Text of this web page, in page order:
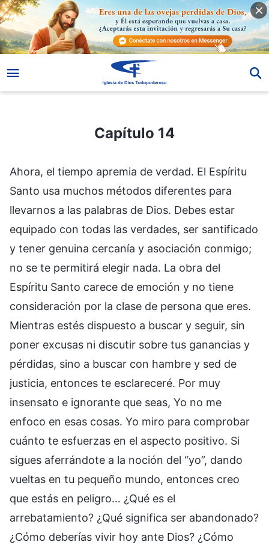
Capítulo 14
Ahora, el tiempo apremia de verdad. El Espíritu
Santo usa muchos métodos diferentes para
llevarnos a las palabras de Dios. Debes estar
equipado con todas las verdades, ser santificado
y tener genuina cercanía y asociación conmigo;
no se te permitirá elegir nada. La obra del
Espíritu Santo carece de emoción y no tiene
consideración por la clase de persona que eres.
Mientras estés dispuesto a buscar y seguir, sin
poner excusas ni discutir sobre tus ganancias y
pérdidas, sino a buscar con hambre y sed de
justicia, entonces te esclareceré. Por muy
insensato e ignorante que seas, Yo no me
enfoco en esas cosas. Yo miro para comprobar
cuánto te esfuerzas en el aspecto positivo. Si
sigues aferrándote a la noción del “yo”, dando
vueltas en tu pequeño mundo, entonces creo
que estás en peligro… ¿Qué es el
arrebatamiento? ¿Qué significa ser abandonado?
¿Cómo deberías vivir hoy ante Dios? ¿Cómo